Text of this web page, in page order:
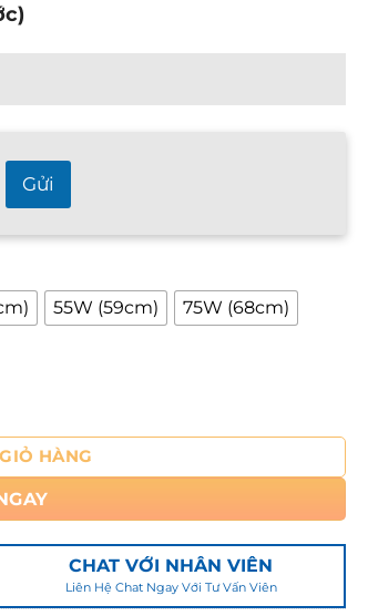
Gửi
55W (59cm)
75W (68cm)
20W – 30W – 40W – 55W – 75W-100w -
HÀNG
CHAT VỚI NHÂN VIÊN
Liên Hệ Chat Ngay Với Tư Vấn Viên